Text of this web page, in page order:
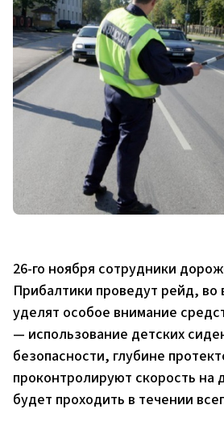
26-го ноября сотрудники
Прибалтики проведут рейд, во
уделят особое внимание
— использование детских
безопасности, глубине
проконтролируют скорость на
будет проходить в течении